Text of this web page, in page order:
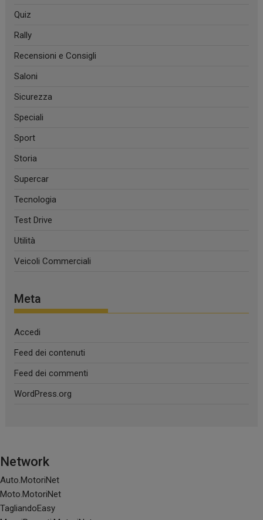
Quiz
Rally
Recensioni e Consigli
Saloni
Sicurezza
Speciali
Sport
Storia
Supercar
Tecnologia
Test Drive
Utilità
Veicoli Commerciali
Meta
Accedi
Feed dei contenuti
Feed dei commenti
WordPress.org
Network
Auto.MotoriNet
Moto.MotoriNet
TagliandoEasy